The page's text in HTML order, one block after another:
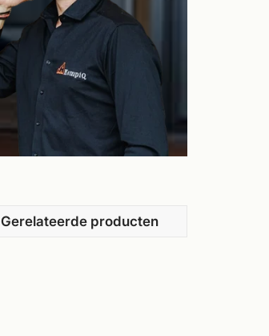
Gerelateerde producten